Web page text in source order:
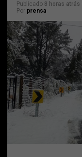
Publicado 8 horas atrás
Por prensa